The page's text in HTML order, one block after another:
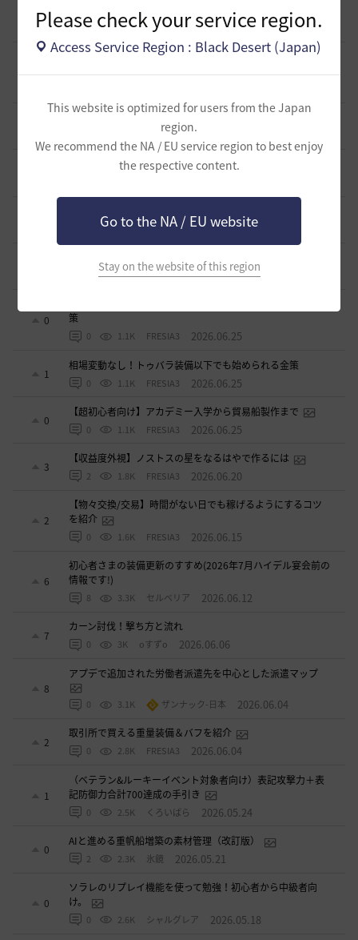
Please check your service region.
Access Service Region : Black Desert (Japan)
This website is optimized for users from the Japan
region.
We recommend the NA / EU service region to best enjoy
the respective content.
Go to the NA / EU website
Stay on the website of this region
8
（2026/07/30～）
1 977 セルベリア 7 日前
6
【初心者さまへ】7月30日のアプデで装備更新が大きく変わ
漆黒ライオン狩猟用 ノックバック＆気絶抵抗100%構成
ふぁちゃん
全チャログ流しでお困りの方へ
1.3K ザンナック-日本 2026.07.12
1.1K エレメル 2026.07.11
0
策
0 1.1K FRESIA3 2026.06.25
1
相場変動なし！トゥバラ装備以下でも始められる金策
0 1.1K FRESIA3 2026.06.25
0
【超初心者向け】アカデミー入学から貿易船製作まで
0 1.1K FRESIA3 2026.06.25
3
【収益度外視】ノストスの星をなるはやで作るには
2 1.8K FRESIA3 2026.06.20
2
【物々交換/交易】時間がない日でも稼げるようにするコツ
を紹介
0 1.6K FRESIA3 2026.06.15
6
初心者さまの装備更新のすすめ(2026年7月ハイデル宴会前の
情報です!)
8 3.3K セルベリア 2026.06.12
7
カーン討伐！撃ち方と流れ
0 3K oすずo 2026.06.06
8
アプデで追加された労働者派遣先を中心とした派遣マップ
0 3.1K ザンナック-日本 2026.06.04
2
取引所で買える重量装備＆バフを紹介
0 2.8K FRESIA3 2026.06.04
1
（ベテラン&ルーキーイベント対象者向け）表記攻撃力＋表
記防御力合計700達成の手引き
0 2.5K くろいばら 2026.05.24
0
AIと進める重帆船増築の素材管理（改訂版）
2 2.3K 氷鏡 2026.05.21
0
ソラレのリプレイ機能を使って勉強！初心者から中級者向
け。
0 2.6K シャルグレア 2026.05.18